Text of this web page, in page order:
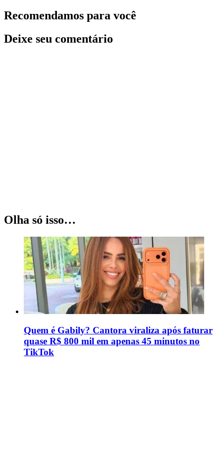
Recomendamos para você
Deixe seu comentário
Olha só isso…
Quem é Gabily? Cantora viraliza após faturar
quase R$ 800 mil em apenas 45 minutos no
TikTok